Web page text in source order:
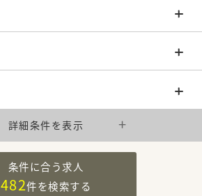
詳細条件を表示
条件に合う求人
482件を検索する